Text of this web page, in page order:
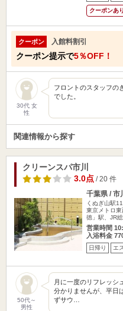
クーポンあり
クーポン 入館料割引
クーポン提示で5％OFF！
30代 女
性
フロントのスタッフの
でした。
関連情報から探す
クリーンスパ市川
3.0点/ 20 件
千葉県 / 市
くぬぎ山駅
東京メトロ
徳」駅、JR
営業時間
入浴料金
日帰り エ
50代～
男性
月に一度のリフレッシ
分かりませんが、平日
ずサウ…